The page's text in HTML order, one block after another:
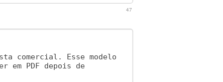
47